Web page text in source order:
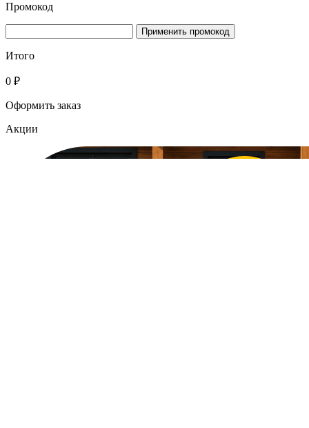
Промокод
Применить промокод
Итого
0 ₽
Оформить заказ
Акции